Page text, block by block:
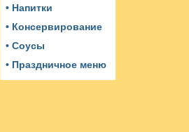
• Напитки
• Консервирование
• Соусы
• Праздничное меню